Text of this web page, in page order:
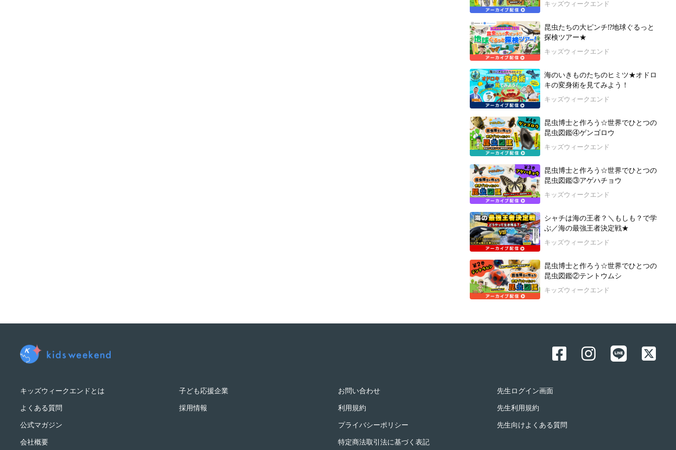
キッズウィークエンド
昆虫たちの大ピンチ⁉地球ぐるっと
探検ツアー★
キッズウィークエンド
海のいきものたちのヒミツ★オドロ
キの変身術を見てみよう！
キッズウィークエンド
昆虫博士と作ろう☆世界でひとつの
昆虫図鑑④ゲンゴロウ
キッズウィークエンド
昆虫博士と作ろう☆世界でひとつの
昆虫図鑑③アゲハチョウ
キッズウィークエンド
シャチは海の王者？＼もしも？で学
ぶ／海の最強王者決定戦★
キッズウィークエンド
昆虫博士と作ろう☆世界でひとつの
昆虫図鑑②テントウムシ
キッズウィークエンド
キッズウィークエンドとは
よくある質問
公式マガジン
会社概要
子ども応援企業
採用情報
お問い合わせ
利用規約
プライバシーポリシー
特定商法取引法に基づく表記
先生ログイン画面
先生利用規約
先生向けよくある質問